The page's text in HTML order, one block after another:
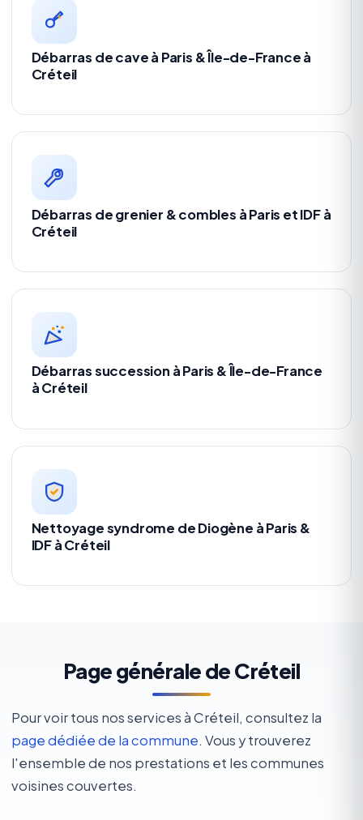
Débarras de cave à Paris & Île-de-France à
Créteil
Débarras de grenier & combles à Paris et IDF à
Créteil
Débarras succession à Paris & Île-de-France
à Créteil
Nettoyage syndrome de Diogène à Paris &
IDF à Créteil
Page générale de Créteil
Pour voir tous nos services à Créteil, consultez la
page dédiée de la commune. Vous y trouverez
l'ensemble de nos prestations et les communes
voisines couvertes.